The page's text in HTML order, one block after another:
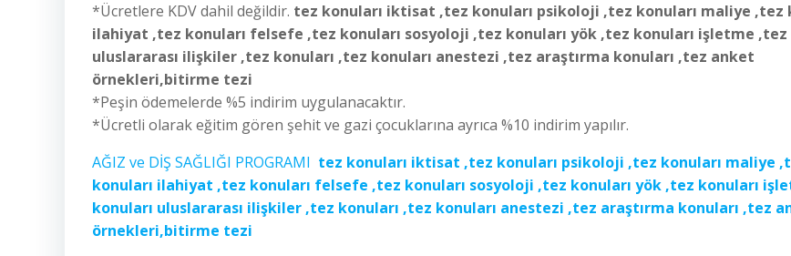
*Ücretlere KDV dahil değildir. tez konuları iktisat ,tez konuları psikoloji ,tez konuları maliye ,tez
ilahiyat ,tez konuları felsefe ,tez konuları sosyoloji ,tez konuları yök ,tez konuları işletme ,tez
uluslararası ilişkiler ,tez konuları ,tez konuları anestezi ,tez araştırma konuları ,tez anket
örnekleri,bitirme tezi
*Peşin ödemelerde %5 indirim uygulanacaktır.
*Ücretli olarak eğitim gören şehit ve gazi çocuklarına ayrıca %10 indirim yapılır.
AĞIZ ve DİŞ SAĞLIĞI PROGRAMI tez konuları iktisat ,tez konuları psikoloji ,tez konuları maliye
konuları ilahiyat ,tez konuları felsefe ,tez konuları sosyoloji ,tez konuları yök ,tez konuları
konuları uluslararası ilişkiler ,tez konuları ,tez konuları anestezi ,tez araştırma konuları ,tez
örnekleri,bitirme tezi